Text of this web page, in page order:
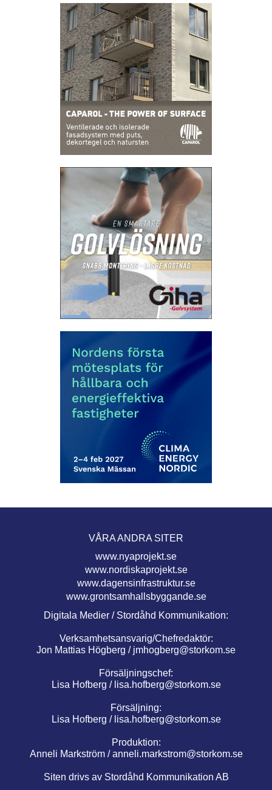
VÅRA ANDRA SITER
www.nyaprojekt.se
www.nordiskaprojekt.se
www.dagensinfrastruktur.se
www.grontsamhallsbyggande.se
Digitala Medier / Stordåhd Kommunikation:
Verksamhetsansvarig/Chefredaktör:
Jon Mattias Högberg / jmhogberg@storkom.se
Försäljningschef:
Lisa Hofberg / lisa.hofberg@storkom.se
Försäljning:
Lisa Hofberg / lisa.hofberg@storkom.se
Produktion:
Anneli Markström /anneli.markstrom@storkom.se
Siten drivs av Stordåhd Kommunikation AB